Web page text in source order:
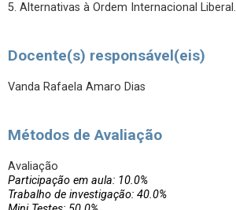
5. Alternativas à Ordem Internacional Liberal.
Docente(s) responsável(eis)
Vanda Rafaela Amaro Dias
Métodos de Avaliação
Avaliação
Participação em aula: 10.0%
Trabalho de investigação: 40.0%